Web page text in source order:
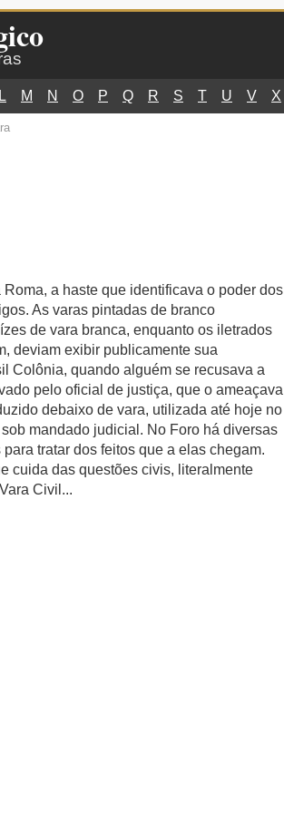
L M N O P Q R S T U V X
a haste que identificava o poder dos
As varas pintadas de branco
de vara branca, enquanto os iletrados
deviam exibir publicamente sua
Colônia, quando alguém se recusava a
pelo oficial de justiça, que o ameaçava
debaixo de vara, utilizada até hoje no
mandado judicial. No Foro há diversas
tratar dos feitos que a elas chegam.
cuida das questões civis, literalmente
Civil...